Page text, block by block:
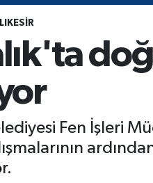
Fen İşleri